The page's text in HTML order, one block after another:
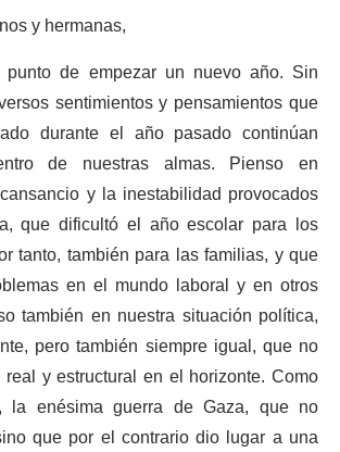
y hermanas,
de empezar un nuevo año. Sin
sentimientos y pensamientos que
durante el año pasado continúan
de nuestras almas. Pienso en
y la inestabilidad provocados
que dificultó el año escolar para los
tanto, también para las familias, y que
en el mundo laboral y en otros
también en nuestra situación política,
pero también siempre igual, que no
y estructural en el horizonte. Como
la enésima guerra de Gaza, que no
que por el contrario dio lugar a una